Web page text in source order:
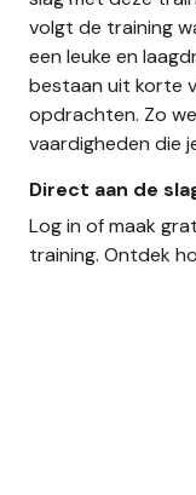
volgt de training
een leuke en
bestaan uit korte
opdrachten. Zo
vaardigheden die
Direct aan de
Log in of maak
training. Ontdek